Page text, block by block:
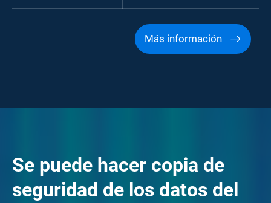
Más información
Se puede hacer copia de
seguridad de los datos del